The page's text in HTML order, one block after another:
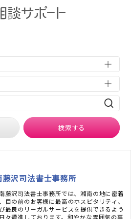
強い専門家の検索結果
検索する
沢司法書士事務所
藤沢司法書士事務所では、湘南の地に密着
目の前のお客様に最高のホスピタリティ、
最良のリーガルサービスを提供できるよう
々邁進しております。和やかな雰囲気の事